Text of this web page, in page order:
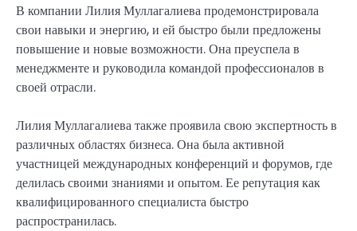
В компании Лилия Муллагалиева продемонстрировала
свои навыки и энергию, и ей быстро были предложены
повышение и новые возможности. Она преуспела в
менеджменте и руководила командой профессионалов в
своей отрасли.
Лилия Муллагалиева также проявила свою экспертность в
различных областях бизнеса. Она была активной
участницей международных конференций и форумов, где
делилась своими знаниями и опытом. Ее репутация как
квалифицированного специалиста быстро
распространилась.